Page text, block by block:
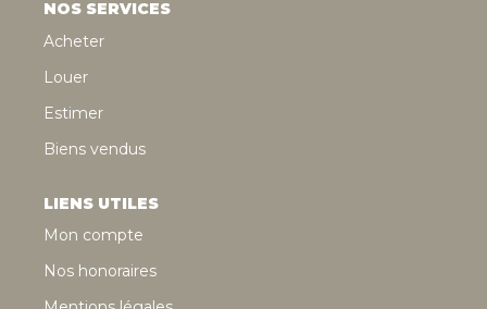
NOS SERVICES
Acheter
Louer
Estimer
Biens vendus
LIENS UTILES
Mon compte
Nos honoraires